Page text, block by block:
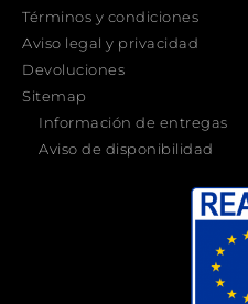
Términos y condiciones
Aviso legal y privacidad
Devoluciones
Sitemap
Información de entregas
Aviso de disponibilidad